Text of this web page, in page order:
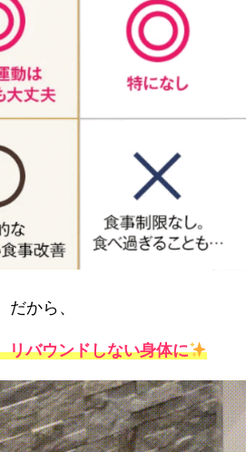
だから、
リバウンドしない身体に